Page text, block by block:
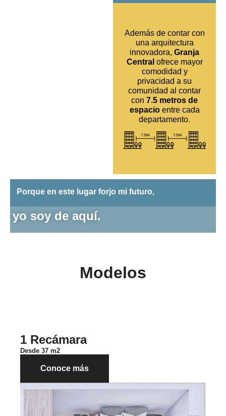
Además de contar con
una arquitectura
innovadora, Granja
Central ofrece mayor
comodidad y
privacidad a su
comunidad al contar
con 7.5 metros de
espacioentre cada
departamento.
Porque en este lugar forjo mi futuro,
yo soy de aquí.
Modelos
1 Recámara
Desde 37 m2
Conoce más